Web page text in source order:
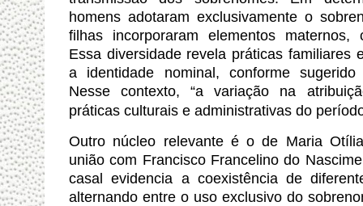
homens adotaram exclusivamente o
filhas incorporaram elementos maternos,
Essa diversidade revela práticas familiares
a identidade nominal, conforme
Nesse contexto, “a variação na
práticas culturais e administrativas do
Outro núcleo relevante é o de Maria
união com Francisco Francelino do
casal evidencia a coexistência de
alternando entre o uso exclusivo do